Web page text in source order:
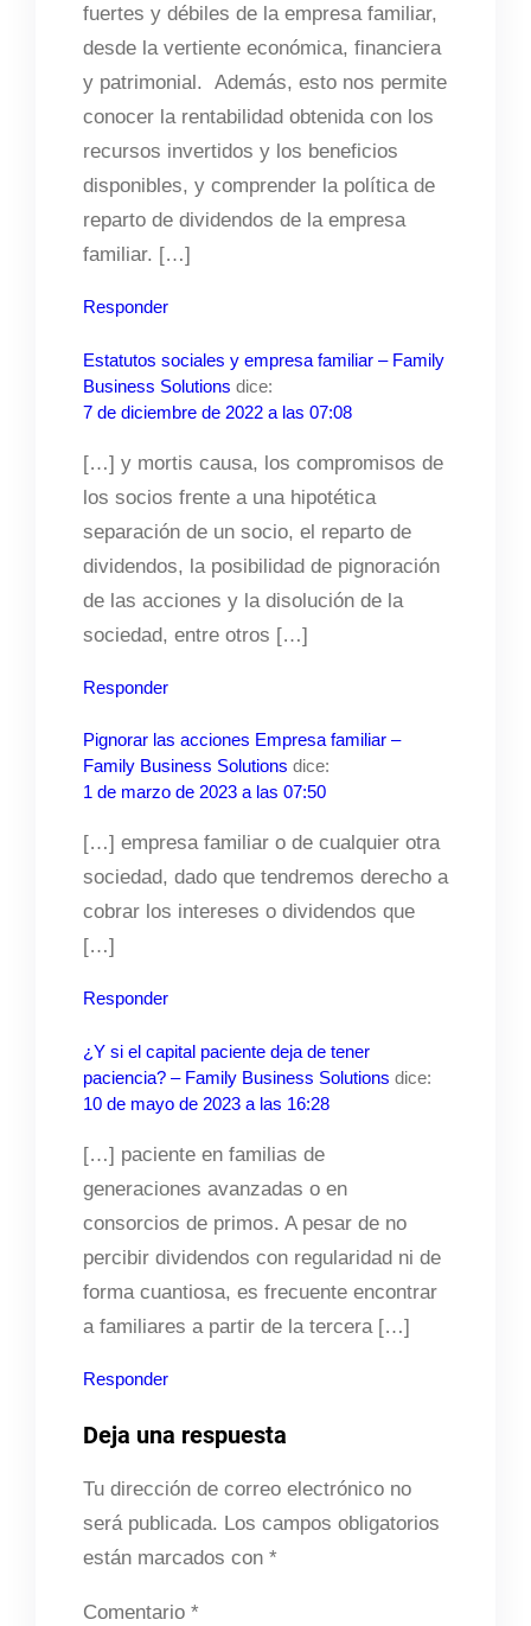
fuertes y débiles de la empresa familiar,
desde la vertiente económica, financiera
y patrimonial. Además, esto nos permite
conocer la rentabilidad obtenida con los
recursos invertidos y los beneficios
disponibles, y comprender la política de
reparto de dividendos de la empresa
familiar. […]
Responder
Estatutos sociales y empresa familiar – Family
Business Solutions dice:
7 de diciembre de 2022 a las 07:08
[…] y mortis causa, los compromisos de
los socios frente a una hipotética
separación de un socio, el reparto de
dividendos, la posibilidad de pignoración
de las acciones y la disolución de la
sociedad, entre otros […]
Responder
Pignorar las acciones Empresa familiar –
Family Business Solutions dice:
1 de marzo de 2023 a las 07:50
[…] empresa familiar o de cualquier otra
sociedad, dado que tendremos derecho a
cobrar los intereses o dividendos que
[…]
Responder
¿Y si el capital paciente deja de tener
paciencia? – Family Business Solutions dice:
10 de mayo de 2023 a las 16:28
[…] paciente en familias de
generaciones avanzadas o en
consorcios de primos. A pesar de no
percibir dividendos con regularidad ni de
forma cuantiosa, es frecuente encontrar
a familiares a partir de la tercera […]
Responder
Deja una respuesta
Tu dirección de correo electrónico no
será publicada. Los campos obligatorios
están marcados con *
Comentario *